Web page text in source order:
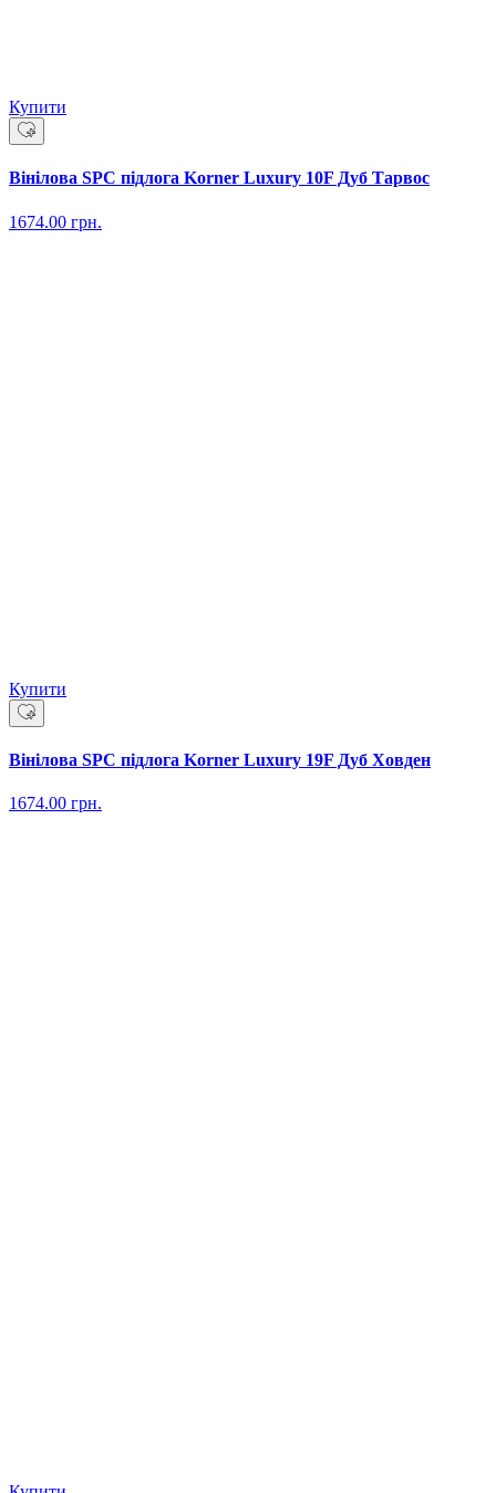
Купити
Вінілова SPC підлога Korner Luxury 10F Дуб Тарвос
1674.00 грн.
Купити
Вінілова SPC підлога Korner Luxury 19F Дуб Ховден
1674.00 грн.